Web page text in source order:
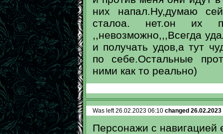
них напал.Ну,думаю
сталоа. нет.он их
,,невозможно,,,Всегда
и получать удов,а тут
по себе.Остальные
ними как то реально)
Was left 26.02.2023 06:10 changed 26.02.2023
Персонажи с навигацией